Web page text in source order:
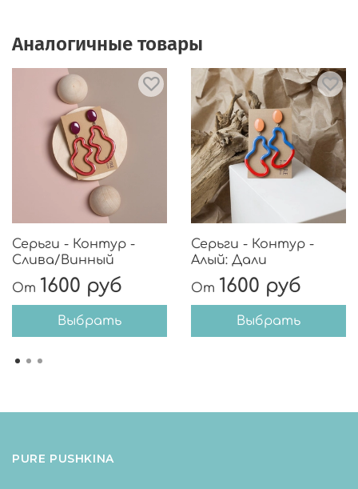
Аналогичные товары
Серьги - Контур -
Слива/Винный
От 1600 руб
Выбрать
Серьги - Контур -
Алый: Дали
От 1600 руб
Выбрать
PURE PUSHKINA